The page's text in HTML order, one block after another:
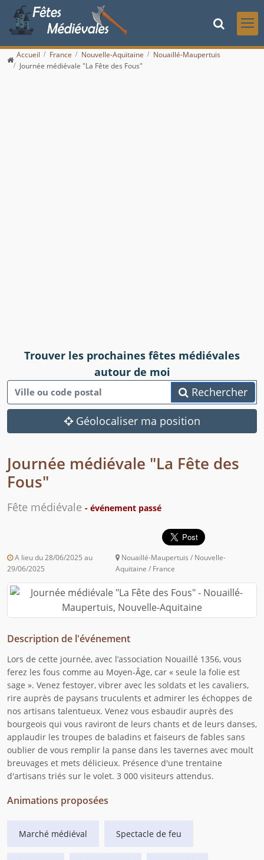
Accueil France Nouvelle-Aquitaine
Nouaillé-Maupertuis
Journée médiévale "La Fête des Fous"
Trouver les prochaines fêtes médiévales
autour de moi
Rechercher
Géolocaliser ma position
Journée médiévale "La Fête des
Fous"
Fête médiévale - événement passé
A lieu du 28/06/2025 au
29/06/2025
Nouaillé-Maupertuis / Nouvelle-
Aquitaine / France
Description de l'événement
Lors de cette journée, avec l’association Nouaillé 1356, vous
ferez les fous comme au Moyen-Âge, car « seule la folie est
sage ». Venez festoyer, vibrer avec les soldats et les cavaliers,
rire auprès de paysans truculents et admirer les échoppes de
nos artisans talentueux. Venez vous esbaudir auprès des
bourgeois qui vous raviront de leurs chants et de leurs danses,
applaudir les troupes de baladins et faiseurs de fables sans
oublier de vous remplir la panse dans les tavernes avec moult
breuvages et mets délicieux. Présence d'une trentaine
d'artisans triés sur le volet. 3 000 visiteurs attendus.
Animations proposées
Marché médiéval Spectacle de feu